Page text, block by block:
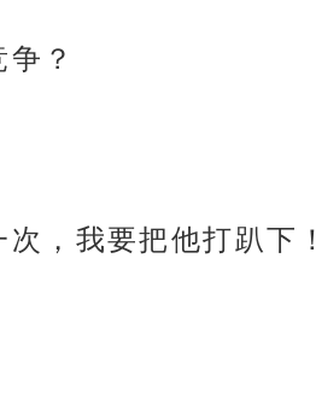
？
，我要把他打趴下！